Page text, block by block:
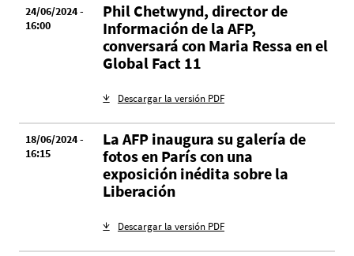
24/06/2024 -
16:00
Phil Chetwynd, director de
Información de la AFP,
conversará con Maria Ressa en el
Global Fact 11
Descargar la versión PDF
18/06/2024 -
16:15
La AFP inaugura su galería de
fotos en París con una
exposición inédita sobre la
Liberación
Descargar la versión PDF